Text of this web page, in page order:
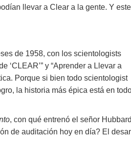
llevar a Clear a la gente. Y este
de 1958, con los scientologists
‘CLEAR’” y “Aprender a Llevar a
Porque si bien todo scientologist
la historia más épica está en
, con qué entrenó el señor
de auditación hoy en día? El